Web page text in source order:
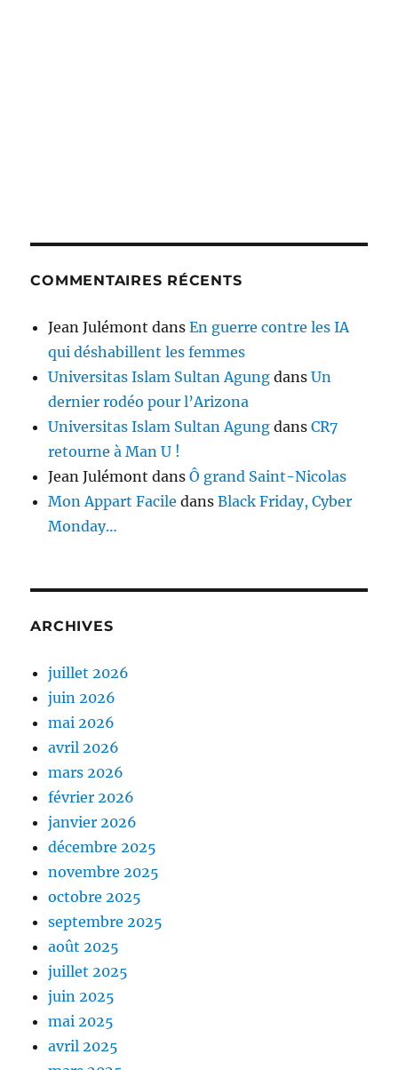
COMMENTAIRES RÉCENTS
Jean Julémont dansEn guerre contre les IA
qui déshabillent les femmes
Universitas Islam Sultan Agung dansUn
dernier rodéo pour l’Arizona
Universitas Islam Sultan Agung dansCR7
retourne à Man U !
Jean Julémont dansÔ grand Saint-Nicolas
Mon Appart Facile dansBlack Friday, Cyber
Monday…
ARCHIVES
juillet 2026
juin 2026
mai 2026
avril 2026
mars 2026
février 2026
janvier 2026
décembre 2025
novembre 2025
octobre 2025
septembre 2025
août 2025
juillet 2025
juin 2025
mai 2025
avril 2025